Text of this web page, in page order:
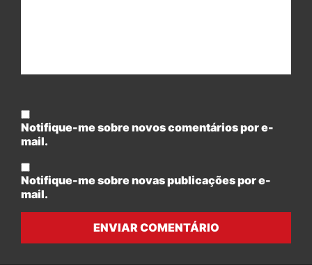
Notifique-me sobre novos comentários por e-
mail.
Notifique-me sobre novas publicações por e-
mail.
ENVIAR COMENTÁRIO